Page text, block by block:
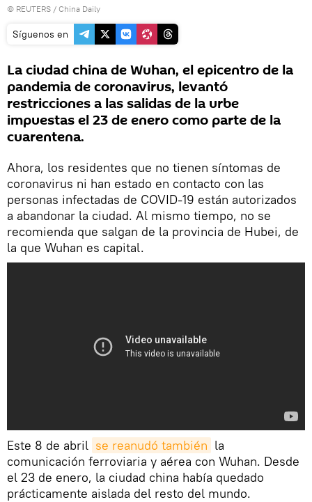
© REUTERS / China Daily
Síguenos en
La ciudad china de Wuhan, el epicentro de la
pandemia de coronavirus, levantó
restricciones a las salidas de la urbe
impuestas el 23 de enero como parte de la
cuarentena.
Ahora, los residentes que no tienen síntomas de
coronavirus ni han estado en contacto con las
personas infectadas de COVID-19 están autorizados
a abandonar la ciudad. Al mismo tiempo, no se
recomienda que salgan de la provincia de Hubei, de
la que Wuhan es capital.
Este 8 de abril se reanudó también la
comunicación ferroviaria y aérea con Wuhan. Desde
el 23 de enero, la ciudad china había quedado
prácticamente aislada del resto del mundo.